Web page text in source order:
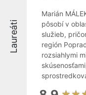
Laureáti
Marián
pôsobí v
služieb,
región
rozsiahlymi